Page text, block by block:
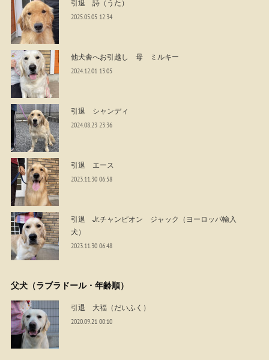
引退 詩（うた）
2025.05.05 12:34
他犬舎へお引越し 母 ミルキー
2024.12.01 13:05
引退 シャンディ
2024.08.23 23:36
引退 エース
2023.11.30 06:58
引退 Jr.チャンピオン ジャック（ヨーロッパ輸入
犬）
2023.11.30 06:48
父犬（ラブラドール・年齢順）
引退 大福（だいふく）
2020.09.21 00:10